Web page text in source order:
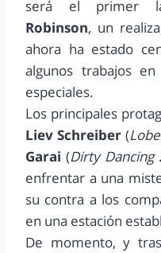
será el primer
Robinson, un
ahora ha estado
algunos trabajos
especiales.
Los principales
Liev Schreiber(
Garai (Dirty Dancing
enfrentar a una
su contra a los
en una estación
De momento, y